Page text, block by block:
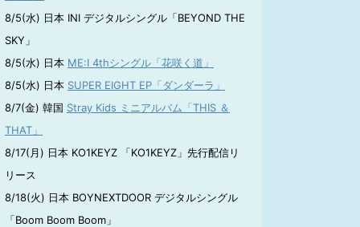
8/5(水) 日本 INI デジタルシングル「BEYOND THE
SKY」
8/5(水) 日本 ME:I 4thシングル「花咲く道」
8/5(水) 日本 SUPER EIGHT EP「ダンダーラ」
8/7(金) 韓国 Stray Kids ミニアルバム「THIS ＆
THAT」
8/17(月) 日本 KO1KEYZ 「KO1KEYZ」先行配信リ
リース
8/18(火) 日本 BOYNEXTDOOR デジタルシングル
「Boom Boom Boom」